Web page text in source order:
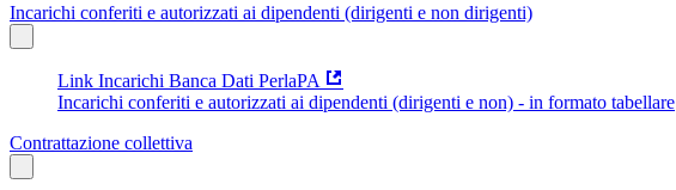
Incarichi conferiti e autorizzati ai dipendenti (dirigenti e non dirigenti)
Link Incarichi Banca Dati PerlaPA
Incarichi conferiti e autorizzati ai dipendenti (dirigenti e non) - in formato tabellare
Contrattazione collettiva